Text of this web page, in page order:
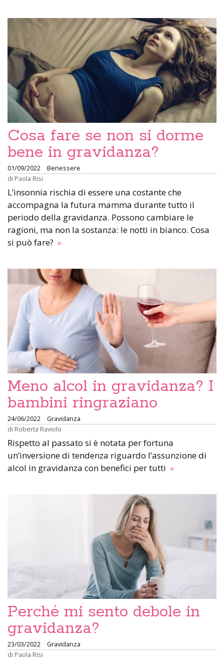
Cosa fare se non si dorme
bene in gravidanza?
01/09/2022
Benessere
di Paola Risi
L’insonnia rischia di essere una costante che
accompagna la futura mamma durante tutto il
periodo della gravidanza. Possono cambiare le
ragioni, ma non la sostanza: le notti in bianco. Cosa
si può fare? »
Meno alcol in gravidanza? I
bambini ringraziano
24/06/2022
Gravidanza
di Roberta Raviolo
Rispetto al passato si è notata per fortuna
un’inversione di tendenza riguardo l’assunzione di
alcol in gravidanza con benefici per tutti »
Perché mi sento debole in
gravidanza?
23/03/2022
Gravidanza
di Paola Risi